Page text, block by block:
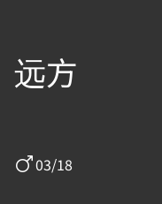
远方
03/18